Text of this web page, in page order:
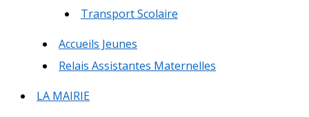
Transport Scolaire
Accueils Jeunes
Relais Assistantes Maternelles
LA MAIRIE